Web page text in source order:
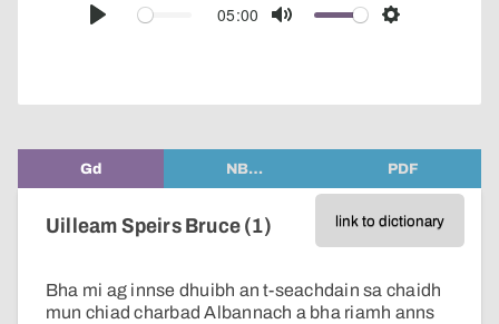
Play
05:00
Mute Settings
Gd NB… PDF
link to dictionary
Uilleam Speirs Bruce (1)
Bha mi ag innse dhuibh an t-seachdain sa chaidh
mun chiad charbad Albannach a bha riamh anns